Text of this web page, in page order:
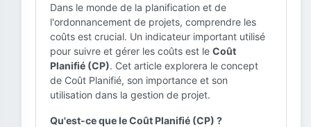
Dans le monde de la planification et de
l'ordonnancement de projets, comprendre les
coûts est crucial. Un indicateur important utilisé
pour suivre et gérer les coûts est le Coût
Planifié (CP). Cet article explorera le concept
de Coût Planifié, son importance et son
utilisation dans la gestion de projet.
Qu'est-ce que le Coût Planifié (CP) ?